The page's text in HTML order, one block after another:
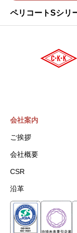
ペリコートSシリ
会社案内
ご挨拶
会社概要
CSR
沿革